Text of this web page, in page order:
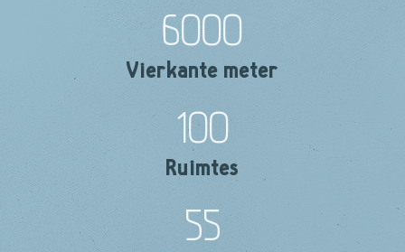
6000
Vierkante meter
100
Ruimtes
55